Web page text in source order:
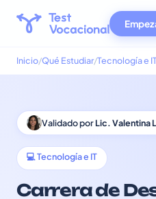
Inicio Qué Estudiar Tecnología e
Validado porLic. Valentina
💻 Tecnología e IT
Carrera de